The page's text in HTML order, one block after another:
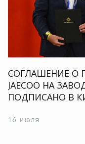
СОГЛАШЕНИЕ О
JAECOO НА
ПОДПИСАНО В
16 июля